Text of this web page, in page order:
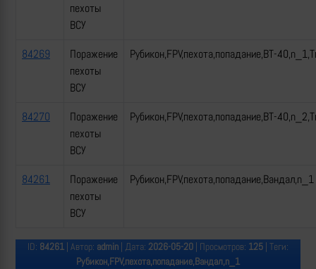
пехоты
ВСУ
84269
Поражение
пехоты
ВСУ
Рубикон,FPV,пехота,попадание,ВТ-
84270
Поражение
пехоты
ВСУ
Рубикон,FPV,пехота,попадание,ВТ-
84261
Поражение
пехоты
ВСУ
Рубикон,FPV,пехота,попадание,Вандал,n_1
ID: 84261 | Автор: admin | Дата: 2026-05-20 | Просмотров: 125 | Теги:
Рубикон,FPV,пехота,попадание,Вандал,n_1